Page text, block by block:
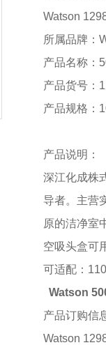
Watson
所属品牌：
产品名称：
产品货号：
产品规格：
产品说明：
深江化成株
导者。主营
原的洁净室
空吸头盒可
可适配：
Watson
产品订购信
Watson